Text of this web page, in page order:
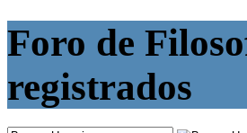
Foro de
registrados